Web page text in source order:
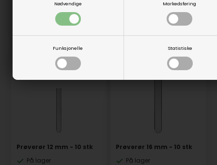
Nødvendige Markedsføring
Funksjonelle Statistiske
Prøverør 12 mm - 10 stk
På lager
Prøverør 16 mm - 10 stk
På lager